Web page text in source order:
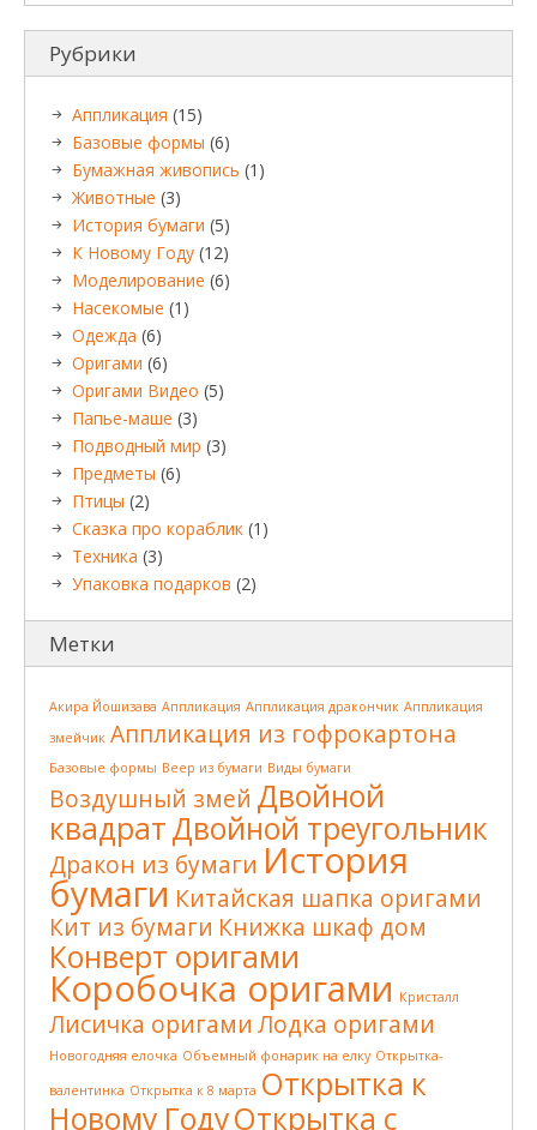
Рубрики
Аппликация (15)
Базовые формы (6)
Бумажная живопись (1)
Животные (3)
История бумаги (5)
К Новому Году (12)
Моделирование (6)
Насекомые (1)
Одежда (6)
Оригами (6)
Оригами Видео (5)
Папье-маше (3)
Подводный мир (3)
Предметы (6)
Птицы (2)
Сказка про кораблик (1)
Техника (3)
Упаковка подарков (2)
Метки
Акира Йошизава Аппликация Аппликация дракончик Аппликация
змейчик Аппликация из гофрокартона
Базовые формы Веер из бумаги Виды бумаги
Воздушный змей Двойной
квадратДвойной треугольник
Дракон из бумаги История
бумаги Китайская шапка оригами
Кит из бумаги Книжка шкаф дом
Конверт оригами
Коробочка оригами Кристалл
Лисичка оригами Лодка оригами
Новогодняя елочка Объемный фонарик на елку Открытка-
валентинка Открытка к 8 марта Открытка к
Новому ГодуОткрытка с